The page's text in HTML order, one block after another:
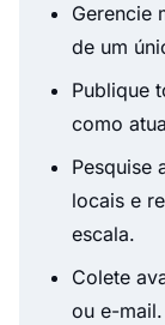
Gerencie
de um
Publique
como
Pesquise
locais e
escala.
Colete
ou e-mail.